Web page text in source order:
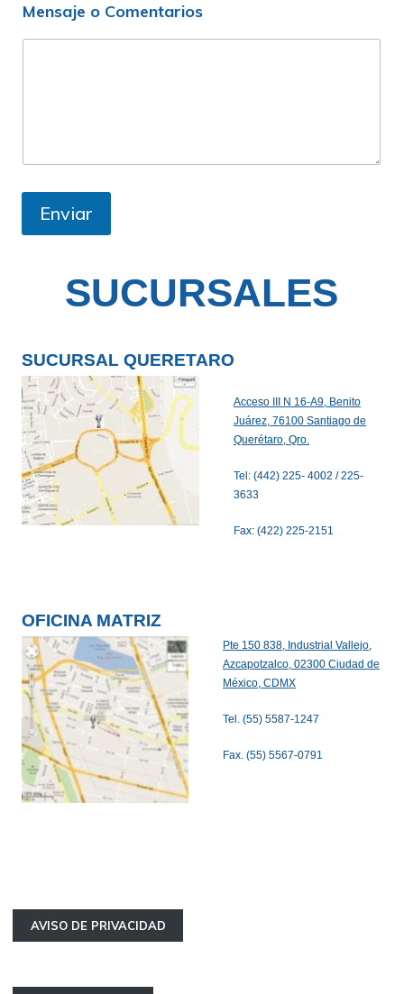
Mensaje o Comentarios
Enviar
SUCURSALES
SUCURSAL QUERETARO
Acceso III N 16-A9, Benito
Juárez, 76100 Santiago de
Querétaro, Qro.
Tel: (442) 225- 4002 / 225-
3633
Fax: (422) 225-2151
OFICINA MATRIZ
Pte 150 838, Industrial Vallejo,
Azcapotzalco, 02300 Ciudad de
México, CDMX
Tel. (55) 5587-1247
Fax. (55) 5567-0791
AVISO DE PRIVACIDAD